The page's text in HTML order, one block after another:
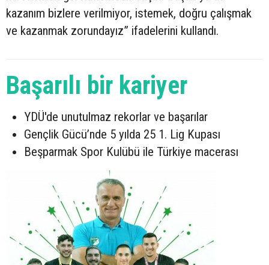
kazanım bizlere verilmiyor, istemek, doğru çalışmak
ve kazanmak zorundayız” ifadelerini kullandı.
Başarılı bir kariyer
YDÜ'de unutulmaz rekorlar ve başarılar
Gençlik Gücü’nde 5 yılda 25 1. Lig Kupası
Beşparmak Spor Kulübü ile Türkiye macerası